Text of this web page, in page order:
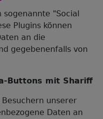
"Social
Plugins können
an die
gegebenenfalls von
Buttons mit Shariff
unserer
Daten an